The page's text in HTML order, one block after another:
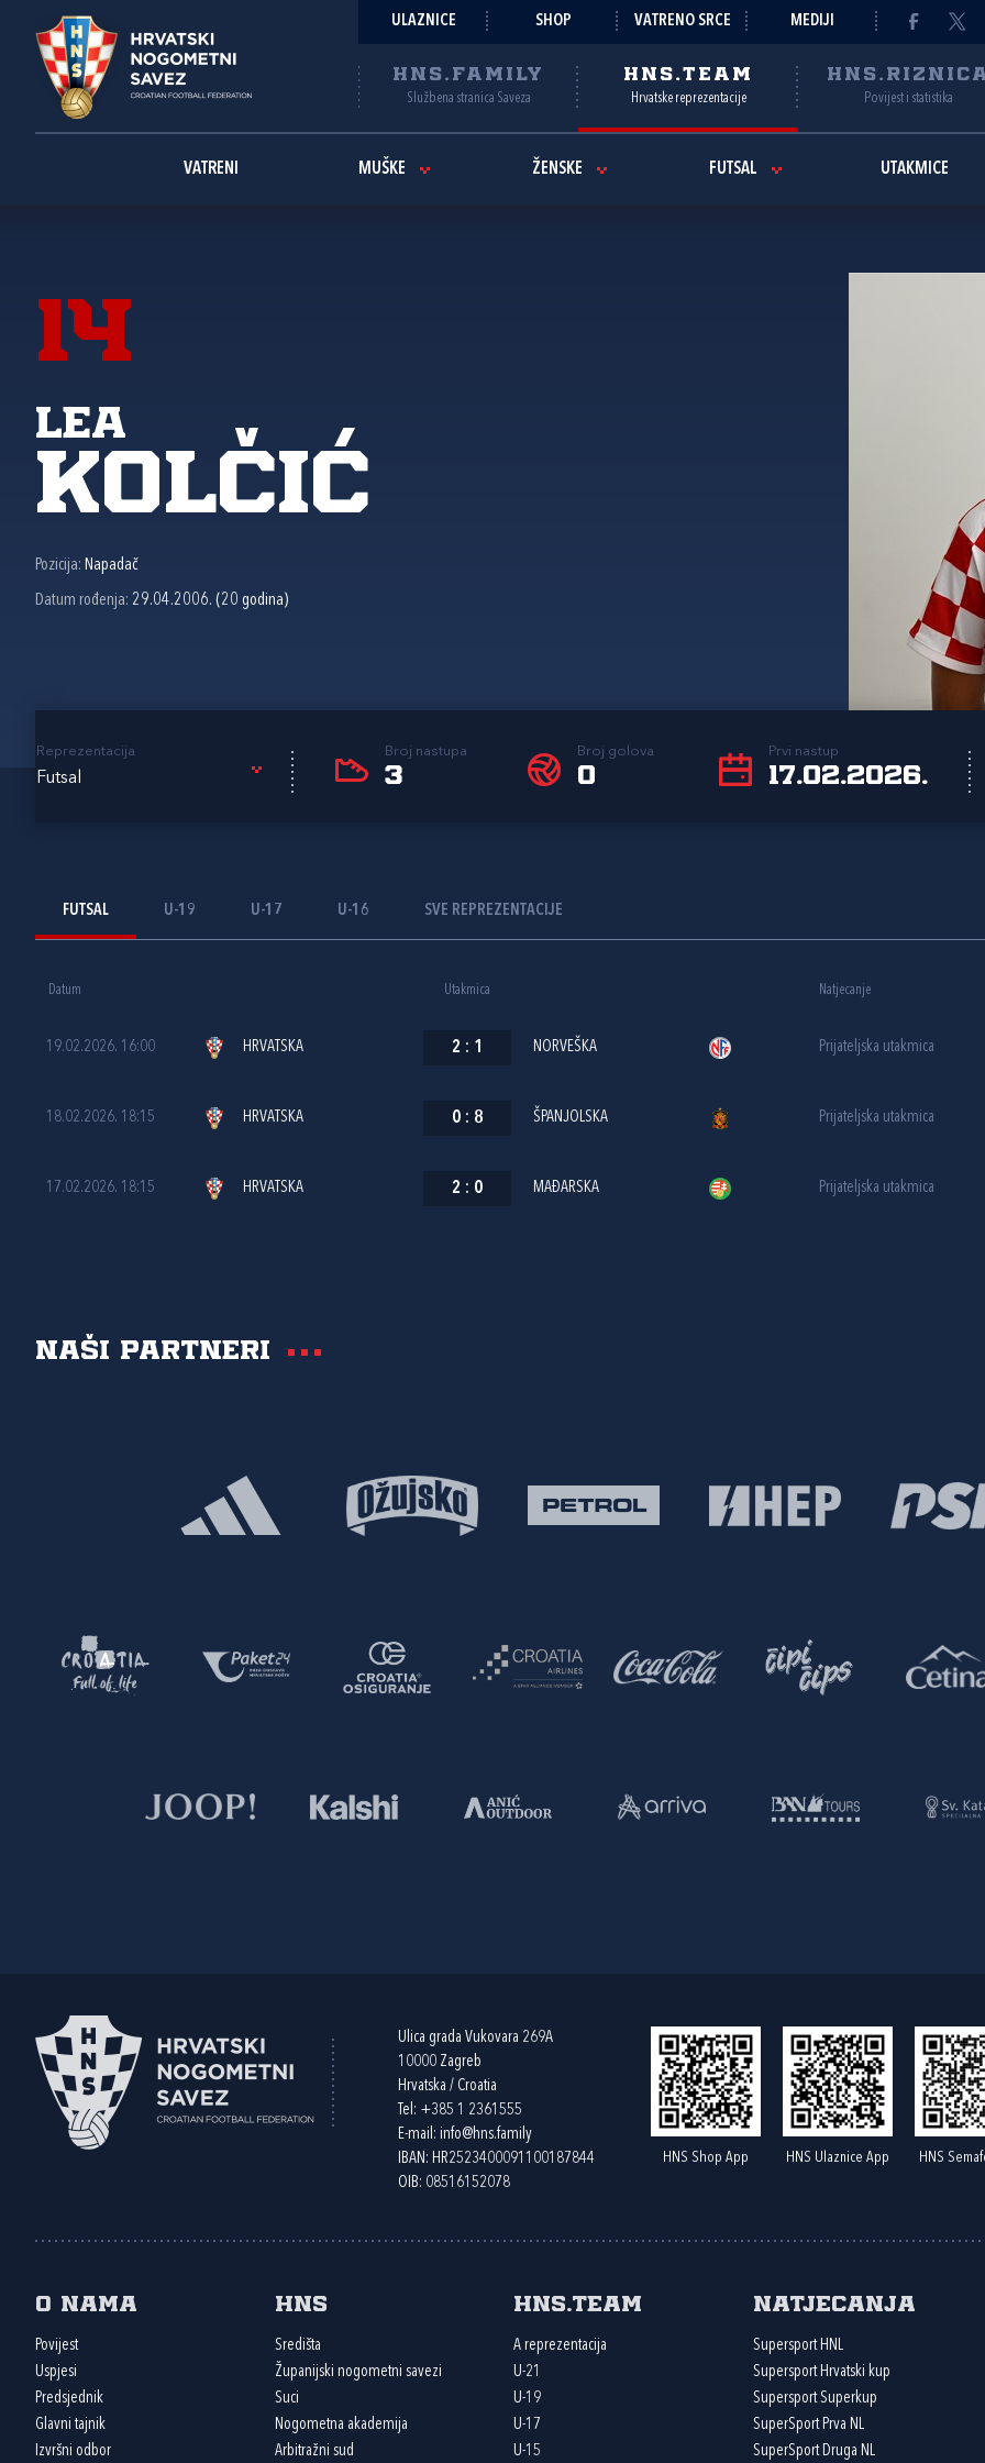
ULAZNICE SHOP VATRENO SRCE MEDIJI
HNS.FAMILY
Službena stranica Saveza
HNS.TEAM
Hrvatske reprezentacije Povijest i statistika
VATRENI MUŠKE ŽENSKE FUTSAL UTAKMICE
14
Lea
Kolčić
Pozicija: Napadač
Datum rođenja: 29.04.2006. (20 godina)
Reprezentacija
Futsal
Broj nastupa
3
Broj golova
0
Prvi nastup
17.02.2026.
FUTSAL U-19 U-17 U-16 SVE REPREZENTACIJE
Datum Utakmica Natjecanje
19.02.2026. 16:00 HRVATSKA 2 : 1 NORVEŠKA Prijateljska utakmica
18.02.2026. 18:15 HRVATSKA 0 : 8 ŠPANJOLSKA Prijateljska utakmica
17.02.2026. 18:15 HRVATSKA 2 : 0 MAĐARSKA Prijateljska utakmica
Naši partneri
Ulica grada Vukovara 269A
10000 Zagreb
Hrvatska / Croatia
Tel: +385 1 2361555
E-mail: info@hns.family
IBAN: HR2523400091100187844
OIB: 08516152078
HNS Shop App HNS Ulaznice App HNS
O nama
Povijest
Uspjesi
Predsjednik
Glavni tajnik
Izvršni odbor
HNS
Središta
Županijski nogometni savezi
Suci
Nogometna akademija
Arbitražni sud
HNS.team
A reprezentacija
U-21
U-19
U-17
U-15
Natjecanja
Supersport HNL
Supersport Hrvatski kup
Supersport Superkup
SuperSport Prva NL
SuperSport Druga NL